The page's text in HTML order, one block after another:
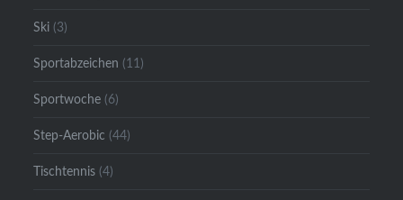
Ski (3)
Sportabzeichen (11)
Sportwoche (6)
Step-Aerobic (44)
Tischtennis (4)